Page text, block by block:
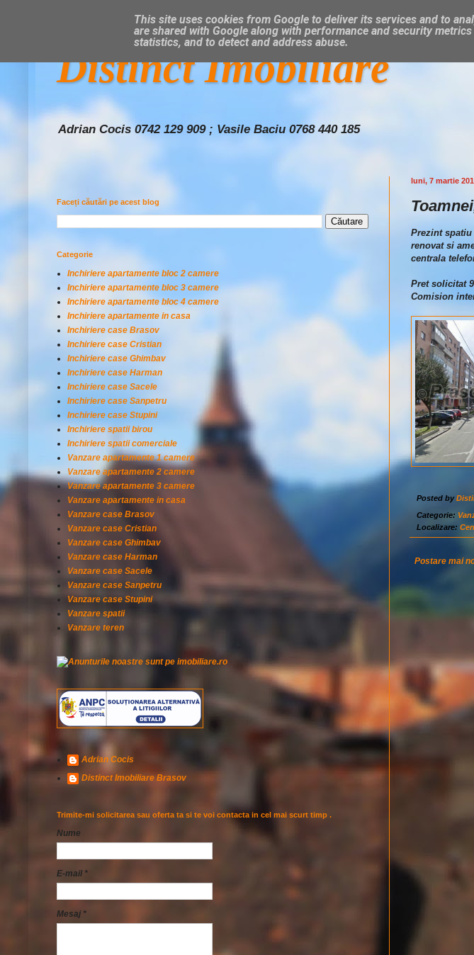
Distinct Imobiliare
Adrian Cocis 0742 129 909 ; Vasile Baciu 0768 440 185
luni, 7 martie
Prezint
renovat si
centrala
Pret solicitat
Comision
Posted by
Categorie:
Localizare:
Postare mai
Faceți căutări pe acest blog
Categorie
Inchiriere apartamente bloc 2 camere
Inchiriere apartamente bloc 3 camere
Inchiriere apartamente bloc 4 camere
Inchiriere apartamente in casa
Inchiriere case Brasov
Inchiriere case Cristian
Inchiriere case Ghimbav
Inchiriere case Harman
Inchiriere case Sacele
Inchiriere case Sanpetru
Inchiriere case Stupini
Inchiriere spatii birou
Inchiriere spatii comerciale
Vanzare apartamente 1 camere
Vanzare apartamente 2 camere
Vanzare apartamente 3 camere
Vanzare apartamente in casa
Vanzare case Brasov
Vanzare case Cristian
Vanzare case Ghimbav
Vanzare case Harman
Vanzare case Sacele
Vanzare case Sanpetru
Vanzare case Stupini
Vanzare spatii
Vanzare teren
Adrian Cocis
Distinct Imobiliare Brasov
Trimite-mi solicitarea sau oferta ta si te voi contacta in cel mai scurt timp .
Nume
E-mail *
Mesaj *
This site uses cookies from Google to deliver its services and to
are shared with Google along with performance and security
statistics, and to detect and address abuse.